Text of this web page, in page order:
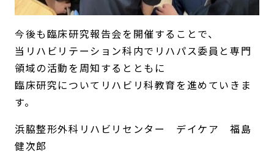
今後も臨床研究報告会を開催することで、
当リハビリテーション科内でリハパス委員と専門
領域の活動を周知するとともに
臨床研究についてリハビリ科教育を進めていきま
す。
浜脇整形外科リハビリセンター デイケア 福島
健次郎